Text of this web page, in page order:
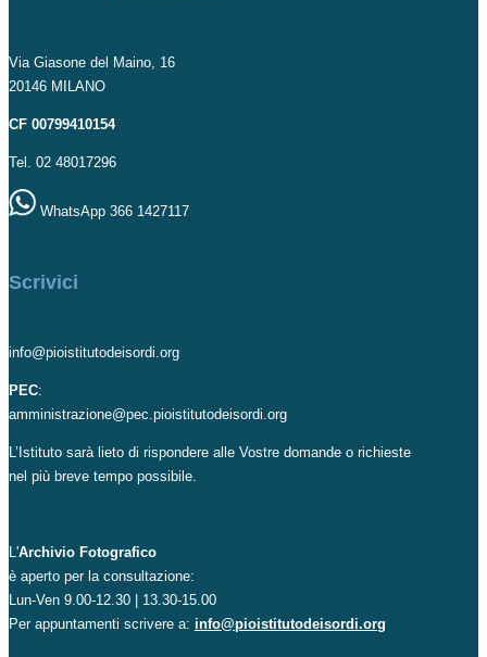
Via Giasone del Maino, 16
20146 MILANO
CF 00799410154
Tel. 02 48017296
WhatsApp 366 1427117
Scrivici
info@pioistitutodeisordi.org
PEC:
amministrazione@pec.pioistitutodeisordi.org
L’Istituto sarà lieto di rispondere alle Vostre domande o richieste
nel più breve tempo possibile.
L'Archivio Fotografico
è aperto per la consultazione:
Lun-Ven 9.00-12.30 | 13.30-15.00
Per appuntamenti scrivere a: info@pioistitutodeisordi.org